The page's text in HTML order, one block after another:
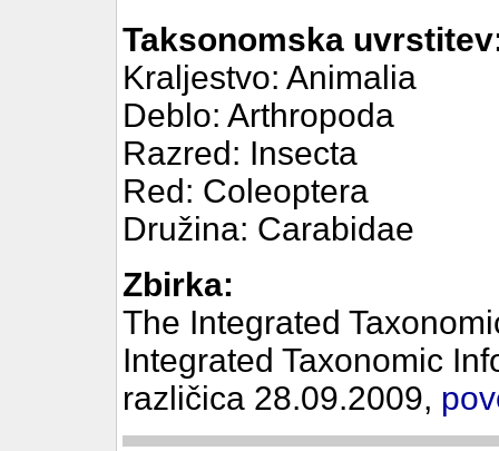
Taksonomska
Kraljestvo: Animalia
Deblo: Arthropoda
Razred: Insecta
Red: Coleoptera
Družina: Carabidae
Zbirka:
The Integrated
Integrated Taxonomic
različica 28.09.2009,